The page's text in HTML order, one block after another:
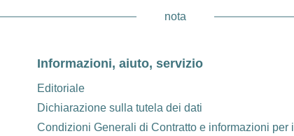
nota
Informazioni, aiuto, servizio
Editoriale
Dichiarazione sulla tutela dei dati
Condizioni Generali di Contratto e informazioni per i